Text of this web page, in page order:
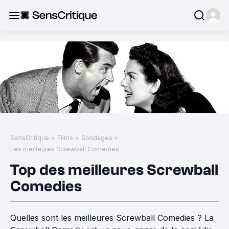
SensCritique > Films > Sondages >
Les meilleures Screwball Comedies
Top des meilleures Screwball
Comedies
Quelles sont les meilleures Screwball Comedies ? La